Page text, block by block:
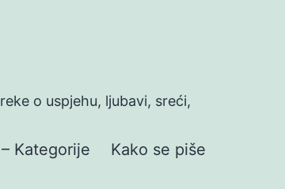
o uspjehu, ljubavi, sreći,
Kategorije Kako se piše